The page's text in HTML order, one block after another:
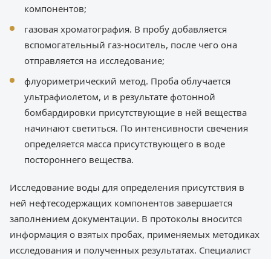
компонентов;
газовая хроматография. В пробу добавляется
вспомогательный газ-носитель, после чего она
отправляется на исследование;
флуориметрический метод. Проба облучается
ультрафиолетом, и в результате фотонной
бомбардировки присутствующие в ней вещества
начинают светиться. По интенсивности свечения
определяется масса присутствующего в воде
постороннего вещества.
Исследование воды для определения присутствия в
ней нефтесодержащих компонентов завершается
заполнением документации. В протоколы вносится
информация о взятых пробах, применяемых методиках
исследования и полученных результатах. Специалист